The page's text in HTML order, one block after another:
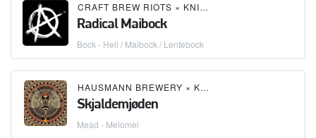
CRAFT BREW RIOTS × KNIGHTBERG
Radical Maibock
Bock - Hell / Maibock / Lentebock
HAUSMANN BREWERY × KNIGHTBERG
Skjaldemjøden
Mead - Melomel